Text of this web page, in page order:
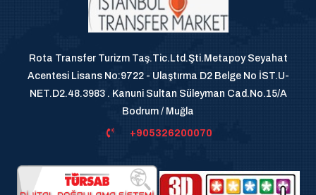
Rota Transfer Turizm Taş.Tic.Ltd.Şti.Metapoy Seyahat
Acentesi Lisans No:9722 - Ulaştırma D2 Belge No İST.U-
NET.D2.48.3983 . Kanuni Sultan Süleyman Cad.No.15/A
Bodrum / Muğla
+905326200070